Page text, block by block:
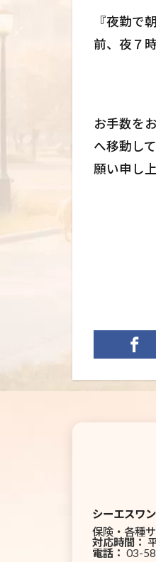
『夜勤で
前、夜７
お手数を
へ移動し
願い申し
シーエスワ
保険・各種
対応時間：
電話： 03-